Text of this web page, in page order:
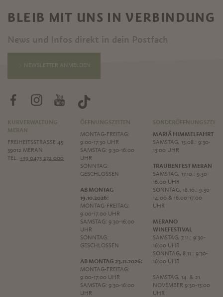
BLEIB MIT UNS IN VERBINDUNG
News und Infos direkt in dein Postfach
NEWSLETTER ANMELDEN
KURVERWALTUNG
MERAN
FREIHEITSSTRASSE 45
39012 MERAN
TEL.+39 0473 272 000
ÖFFNUNGSZEITEN
MONTAG-FREITAG:
9:00-17:30 UHR
SAMSTAG: 9:30-16:00
UHR
SONNTAG:
GESCHLOSSEN
AB MONTAG
19.10.2026:
MONTAG-FREITAG:
9:00-17:00 UHR
SAMSTAG: 9:30-16:00
UHR
SONNTAG:
GESCHLOSSEN
AB MONTAG 23.11.2026:
MONTAG-FREITAG:
9:00-17:00 UHR
SAMSTAG: 9:30-16:00
UHR
MARIÄ HIMMELFAHRT
SAMSTAG, 15.08.: 9:30-
13:00 UHR
TRAUBENFEST MERAN
SAMSTAG, 17.10.: 9:30-
16:00 UHR
SONNTAG, 18.10.: 9:30-
14:00 & 16:00-17:00
UHR
MERANO
WINEFESTIVAL
SAMSTAG, 7.11.: 9:30-
16:00 UHR
SONNTAG, 8.11.: 9:30-
16:00 UHR
SAMSTAG, 14. & 21.
NOVEMBER 9:30-13:00
UHR